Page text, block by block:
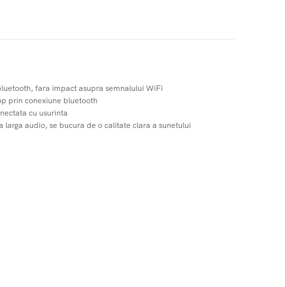
fara impact asupra semnalului WiFi
prin conexiune bluetooth
cu usurinta
audio, se bucura de o calitate clara a sunetului